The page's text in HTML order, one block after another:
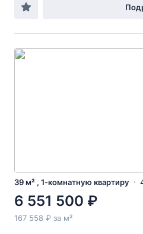
39 м² , 1-комнатную квартиру
6 551 500 ₽
167 558 ₽ за м²